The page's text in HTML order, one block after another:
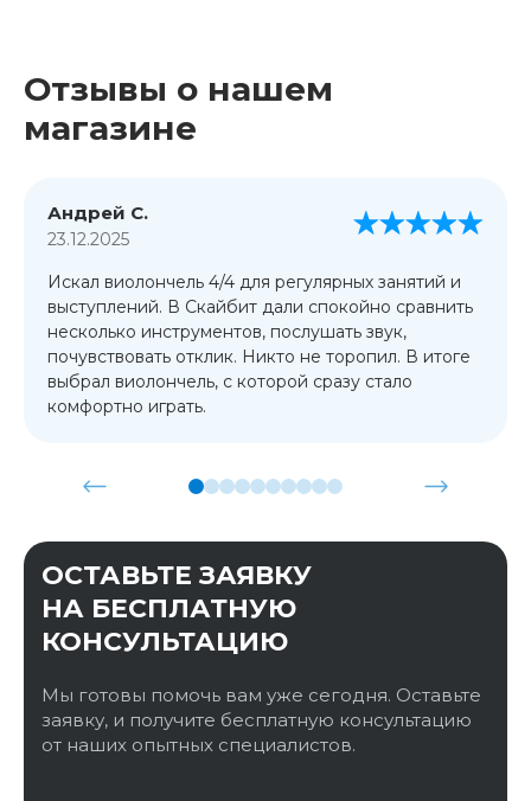
Отзывы о нашем
магазине
Андрей С.
23.12.2025
Искал виолончель 4/4 для регулярных занятий и
выступлений. В Скайбит дали спокойно сравнить
несколько инструментов, послушать звук,
почувствовать отклик. Никто не торопил. В итоге
выбрал виолончель, с которой сразу стало
комфортно играть.
ОСТАВЬТЕ ЗАЯВКУ
НА БЕСПЛАТНУЮ
КОНСУЛЬТАЦИЮ
Мы готовы помочь вам уже сегодня. Оставьте
заявку, и получите бесплатную консультацию
от наших опытных специалистов.